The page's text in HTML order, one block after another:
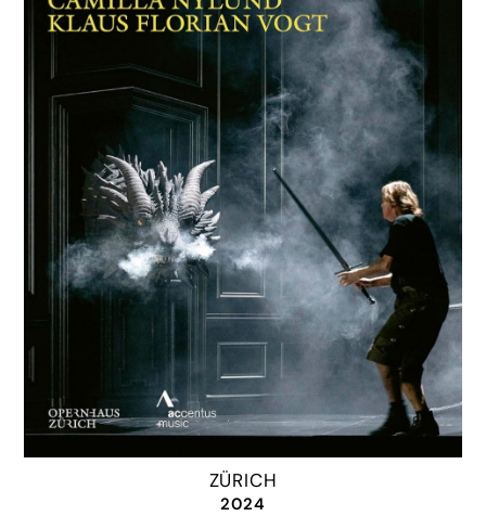
ZÜRICH
2024